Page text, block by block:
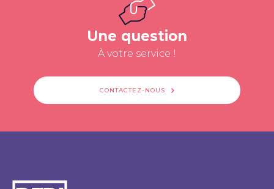
Une question
À votre service !
CONTACTEZ-NOUS